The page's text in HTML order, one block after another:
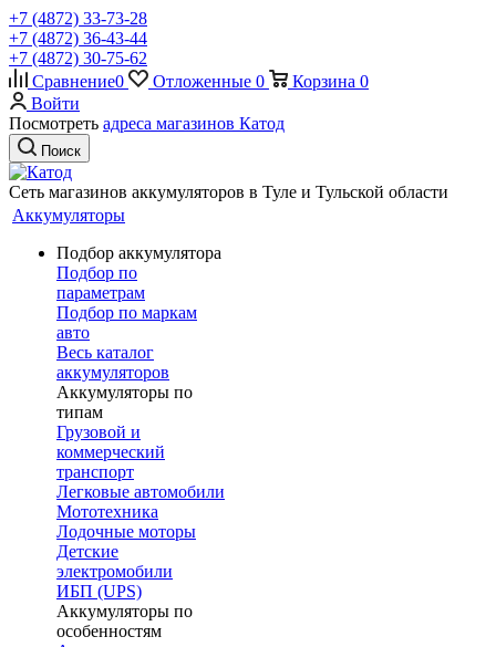
+7 (4872) 33-73-28
+7 (4872) 36-43-44
+7 (4872) 30-75-62
Сравнение0 Отложенные 0 Корзина 0
Войти
Посмотреть адреса магазинов Катод
Поиск
Сеть магазинов аккумуляторов в Туле и Тульской области
Аккумуляторы
Подбор аккумулятора
Подбор по
параметрам
Подбор по маркам
авто
Весь каталог
аккумуляторов
Аккумуляторы по
типам
Грузовой и
коммерческий
транспорт
Легковые автомобили
Мототехника
Лодочные моторы
Детские
электромобили
ИБП (UPS)
Аккумуляторы по
особенностям